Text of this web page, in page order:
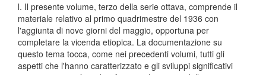
l. Il presente volume, terzo della serie ottava, comprende il
materiale relativo al primo quadrimestre del 1936 con
l'aggiunta di nove giorni del maggio, opportuna per
completare la vicenda etiopica. La documentazione su
questo tema tocca, come nei precedenti volumi, tutti gli
aspetti che l'hanno caratterizzato e gli sviluppi significativi